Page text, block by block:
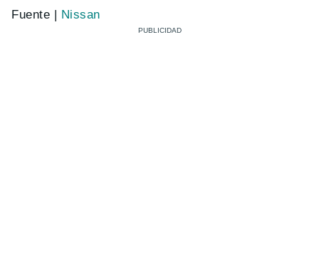
Fuente | Nissan